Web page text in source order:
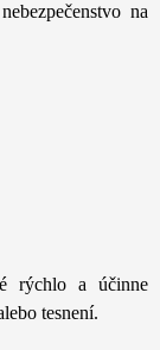
na
rýchlo a účinne
tesnení.